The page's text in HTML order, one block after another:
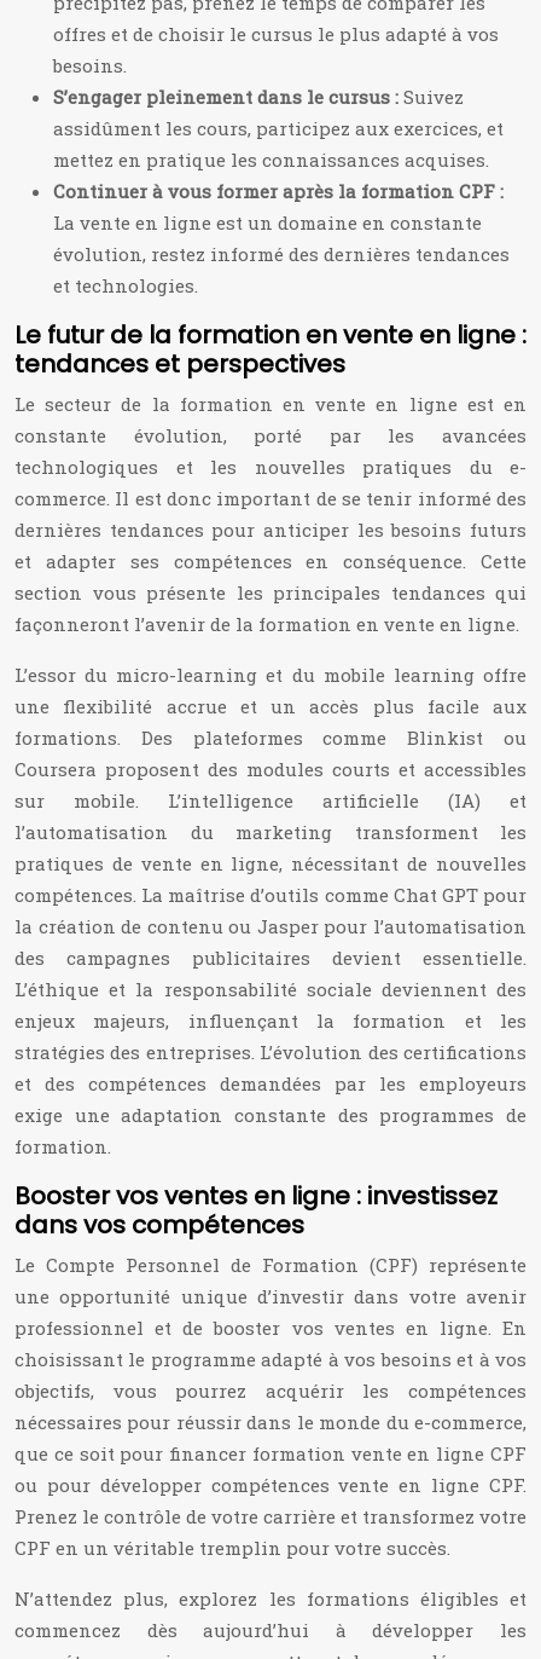
offres et de choisir le cursus le plus adapté à vos
besoins.
S’engager pleinement dans le cursus : Suivez
assidûment les cours, participez aux exercices, et
mettez en pratique les connaissances acquises.
Continuer à vous former après la formation CPF :
La vente en ligne est un domaine en constante
évolution, restez informé des dernières tendances
et technologies.
Le futur de la formation en vente en ligne :
tendances et perspectives
Le secteur de la formation en vente en ligne est en
constante évolution, porté par les avancées
technologiques et les nouvelles pratiques du e-
commerce. Il est donc important de se tenir informé des
dernières tendances pour anticiper les besoins futurs
et adapter ses compétences en conséquence. Cette
section vous présente les principales tendances qui
façonneront l’avenir de la formation en vente en ligne.
L’essor du micro-learning et du mobile learning offre
une flexibilité accrue et un accès plus facile aux
formations. Des plateformes comme Blinkist ou
Coursera proposent des modules courts et accessibles
sur mobile. L’intelligence artificielle (IA) et
l’automatisation du marketing transforment les
pratiques de vente en ligne, nécessitant de nouvelles
compétences. La maîtrise d’outils comme Chat GPT pour
la création de contenu ou Jasper pour l’automatisation
des campagnes publicitaires devient essentielle.
L’éthique et la responsabilité sociale deviennent des
enjeux majeurs, influençant la formation et les
stratégies des entreprises. L’évolution des certifications
et des compétences demandées par les employeurs
exige une adaptation constante des programmes de
formation.
Booster vos ventes en ligne : investissez
dans vos compétences
Le Compte Personnel de Formation (CPF) représente
une opportunité unique d’investir dans votre avenir
professionnel et de booster vos ventes en ligne. En
choisissant le programme adapté à vos besoins et à vos
objectifs, vous pourrez acquérir les compétences
nécessaires pour réussir dans le monde du e-commerce,
que ce soit pour financer formation vente en ligne CPF
ou pour développer compétences vente en ligne CPF.
Prenez le contrôle de votre carrière et transformez votre
CPF en un véritable tremplin pour votre succès.
N’attendez plus, explorez les formations éligibles et
commencez dès aujourd’hui à développer les